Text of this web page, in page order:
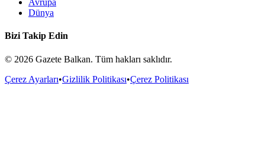
Avrupa
Dünya
Bizi Takip Edin
© 2026 Gazete Balkan. Tüm hakları saklıdır.
Çerez Ayarları•Gizlilik Politikası•Çerez Politikası